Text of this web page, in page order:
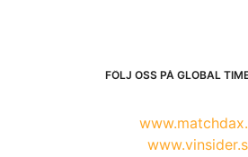
FÖLJ OSS PÅ GLOBAL